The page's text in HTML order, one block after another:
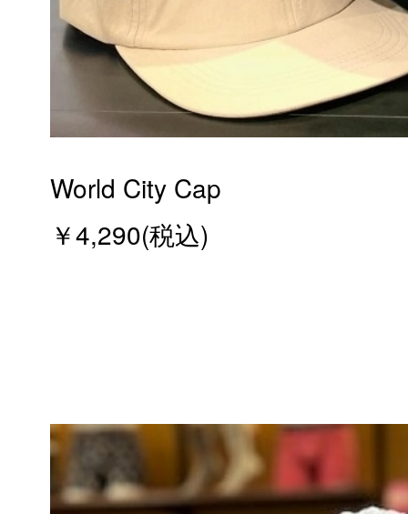
World City Cap
￥4,290(税込)